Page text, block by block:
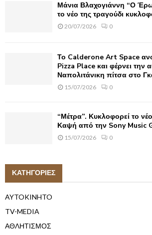
Μάνια Βλαχογιάννη “Ο
το νέο της τραγούδι
20/07/2026 0
Το Calderone Art Space
Pizza Place και φέρνει την
Ναπολιτάνικη πίτσα στο
15/07/2026 0
“Μέτρα”. Κυκλοφορεί το
Καψή από την Sony Music
15/07/2026 0
ΚΑΤΗΓΟΡΙΕΣ
AYTOKINHTO
TV-MEDIA
ΑΘΛΗΤΙΣΜΟΣ